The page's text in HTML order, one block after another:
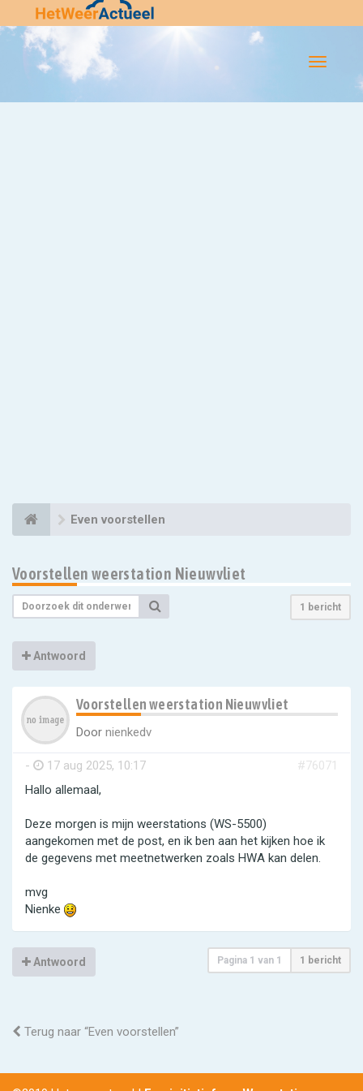
Flip-
Even voorstellen
Voorstellen weerstation Nieuwvliet
1 bericht
Antwoord
Voorstellen weerstation Nieuwvliet
Door nienkedv
- 17 aug 2025, 10:17
#76071
Hallo allemaal,
Deze morgen is mijn weerstations (WS-5500)
aangekomen met de post, en ik ben aan het kijken hoe ik
de gegevens met meetnetwerken zoals HWA kan delen.
mvg
Nienke
Antwoord Pagina 1 van 1 1 bericht
Terug naar “Even voorstellen”